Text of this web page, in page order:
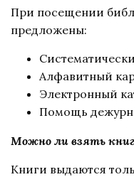
При посещении
предложены:
Алфавитный
Электронный
Помощь
Можно ли взять
Книги выдаются